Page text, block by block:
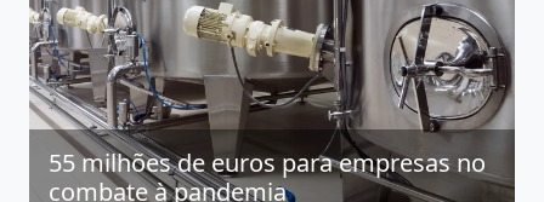
55 milhões de euros para empresas no
combate à pandemia